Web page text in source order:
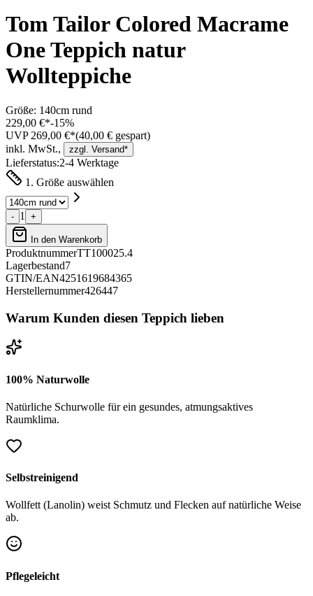
Tom Tailor Colored Macrame
One Teppich natur
Wollteppiche
Größe: 140cm rund
229,00 €*-15%
UVP 269,00 €*(40,00 € gespart)
inkl. MwSt.,
zzgl. Versand*
Lieferstatus:2-4 Werktage
1. Größe auswählen
- 1 +
In den Warenkorb
ProduktnummerTT100025.4
Lagerbestand7
GTIN/EAN4251619684365
Herstellernummer426447
Warum Kunden diesen Teppich lieben
100% Naturwolle
Natürliche Schurwolle für ein gesundes, atmungsaktives
Raumklima.
Selbstreinigend
Wollfett (Lanolin) weist Schmutz und Flecken auf natürliche Weise
ab.
Pflegeleicht